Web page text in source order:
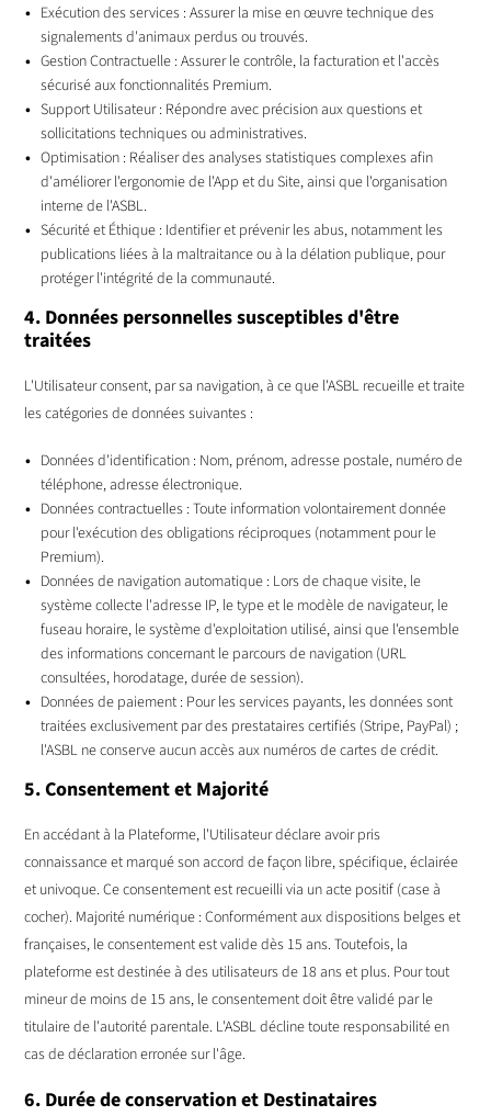
Exécution des services : Assurer la mise en œuvre technique des
signalements d'animaux perdus ou trouvés.
Gestion Contractuelle : Assurer le contrôle, la facturation et l'accès
sécurisé aux fonctionnalités Premium.
Support Utilisateur : Répondre avec précision aux questions et
sollicitations techniques ou administratives.
Optimisation : Réaliser des analyses statistiques complexes afin
d'améliorer l'ergonomie de l'App et du Site, ainsi que l'organisation
interne de l'ASBL.
Sécurité et Éthique : Identifier et prévenir les abus, notamment les
publications liées à la maltraitance ou à la délation publique, pour
protéger l'intégrité de la communauté.
4. Données personnelles susceptibles d'être
traitées
L'Utilisateur consent, par sa navigation, à ce que l'ASBL recueille et traite
les catégories de données suivantes :
Données d'identification : Nom, prénom, adresse postale, numéro de
téléphone, adresse électronique.
Données contractuelles : Toute information volontairement donnée
pour l'exécution des obligations réciproques (notamment pour le
Premium).
Données de navigation automatique : Lors de chaque visite, le
système collecte l'adresse IP, le type et le modèle de navigateur, le
fuseau horaire, le système d'exploitation utilisé, ainsi que l'ensemble
des informations concernant le parcours de navigation (URL
consultées, horodatage, durée de session).
Données de paiement : Pour les services payants, les données sont
traitées exclusivement par des prestataires certifiés (Stripe, PayPal) ;
l'ASBL ne conserve aucun accès aux numéros de cartes de crédit.
5. Consentement et Majorité
En accédant à la Plateforme, l'Utilisateur déclare avoir pris
connaissance et marqué son accord de façon libre, spécifique, éclairée
et univoque. Ce consentement est recueilli via un acte positif (case à
cocher). Majorité numérique : Conformément aux dispositions belges et
françaises, le consentement est valide dès 15 ans. Toutefois, la
plateforme est destinée à des utilisateurs de 18 ans et plus. Pour tout
mineur de moins de 15 ans, le consentement doit être validé par le
titulaire de l'autorité parentale. L'ASBL décline toute responsabilité en
cas de déclaration erronée sur l'âge.
6. Durée de conservation et Destinataires